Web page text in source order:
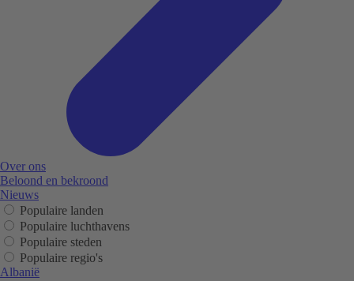
Over ons
Beloond en bekroond
Nieuws
Populaire landen
Populaire luchthavens
Populaire steden
Populaire regio's
Albanië